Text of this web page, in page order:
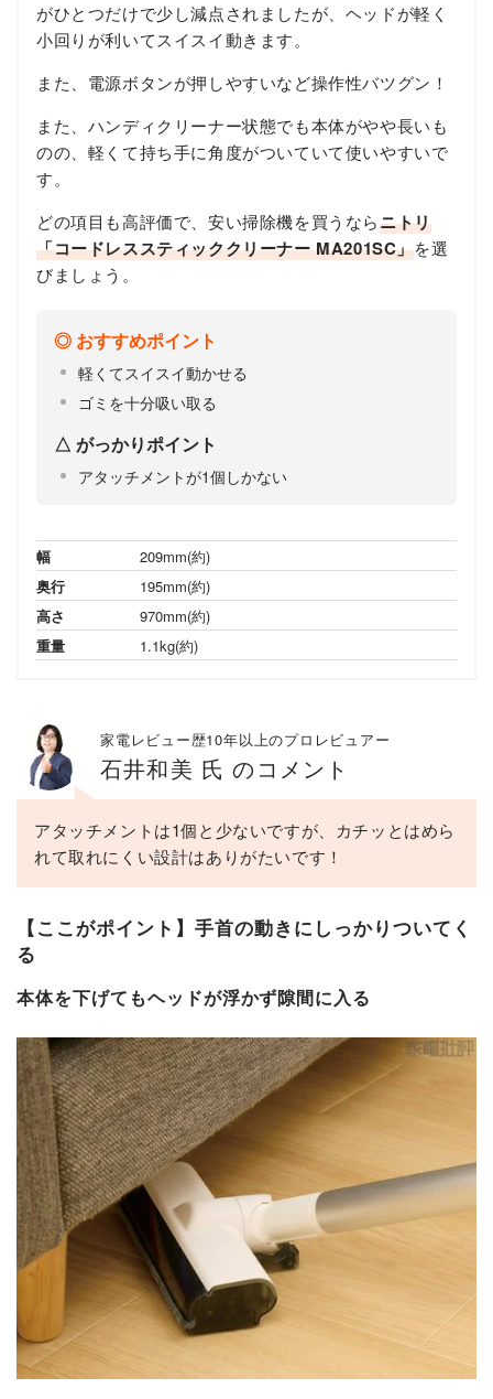
がひとつだけで少し減点されましたが、ヘッドが軽く
小回りが利いてスイスイ動きます。
また、電源ボタンが押しやすいなど操作性バツグン！
また、ハンディクリーナー状態でも本体がやや長いも
のの、軽くて持ち手に角度がついていて使いやすいで
す。
どの項目も高評価で、安い掃除機を買うならニトリ
「コードレススティッククリーナー MA201SC」を選
びましょう。
おすすめポイント
軽くてスイスイ動かせる
ゴミを十分吸い取る
がっかりポイント
アタッチメントが1個しかない
幅
209mm(約)
奥行
195mm(約)
高さ
970mm(約)
重量
1.1kg(約)
家電レビュー歴10年以上のプロレビュアー
石井和美 氏 のコメント
アタッチメントは1個と少ないですが、カチッとはめら
れて取れにくい設計はありがたいです！
【ここがポイント】手首の動きにしっかりついてく
る
本体を下げてもヘッドが浮かず隙間に入る